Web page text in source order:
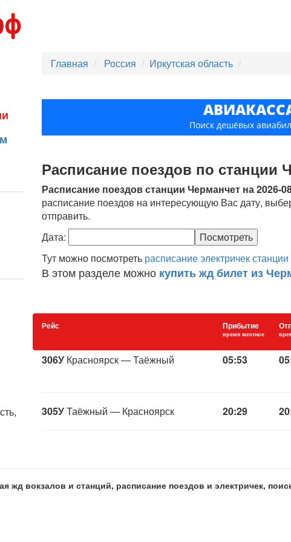
Главная Россия Иркутская область
Поиск дешёвых
Расписание поездов по станции
Расписание поездов станции Черманчет на 2026-
расписание поездов на интересующую Вас дату,
отправить.
Дата:
Тут можно посмотреть расписание электричек
В этом разделе можно купить жд билет из
Рейс Прибытие
время местное
306У Красноярск — Таёжный 05:53
305УТаёжный — Красноярск 20:29
жд вокзалов и станций, расписание поездов и электричек,